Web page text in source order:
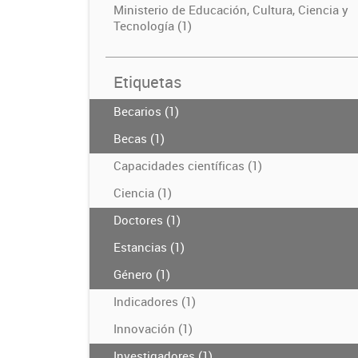
Ministerio de Educación, Cultura, Ciencia y
Tecnología (1)
Etiquetas
Becarios (1)
Becas (1)
Capacidades científicas (1)
Ciencia (1)
Doctores (1)
Estancias (1)
Género (1)
Indicadores (1)
Innovación (1)